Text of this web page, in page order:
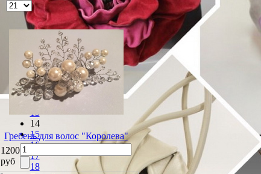
Назад
9
10
11
12
13
14
15
16
17
18
Гребень для волос "Королева"
1200
руб